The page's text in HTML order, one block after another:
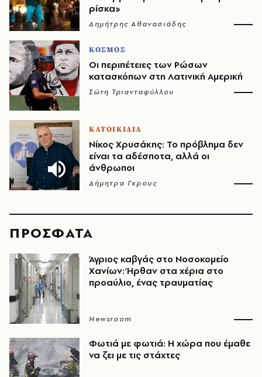
ρίσκα»
Δημήτρης Αθανασιάδης
ΚΟΣΜΟΣ
Οι περιπέτειες των Ρώσων
κατασκόπων στη Λατινική Αμερική
Σώτη Τριανταφύλλου
ΚΑΤΟΙΚΙΔΙΑ
Νίκος Χρυσάκης: Το πρόβλημα δεν
είναι τα αδέσποτα, αλλά οι
άνθρωποι
Δήμητρα Γκρους
ΠΡΟΣΦΑΤΑ
Άγριος καβγάς στο Νοσοκομείο
Χανίων: Ήρθαν στα χέρια στο
προαύλιο, ένας τραυματίας
Newsroom
Φωτιά με φωτιά: Η χώρα που έμαθε
να ζει με τις στάχτες